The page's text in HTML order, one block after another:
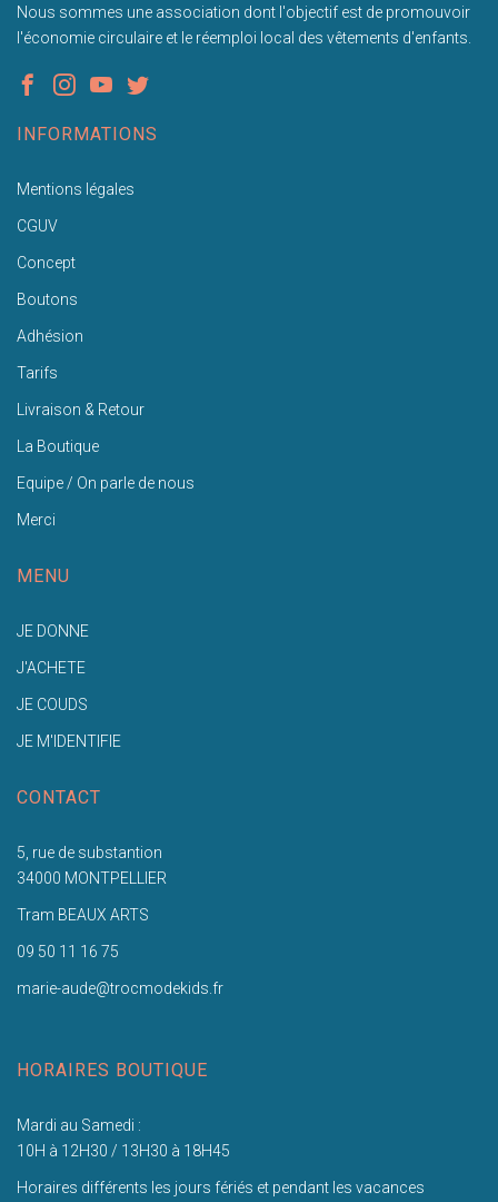
Nous sommes une association dont l'objectif est de promouvoir
l'économie circulaire et le réemploi local des vêtements d'enfants.
INFORMATIONS
Mentions légales
CGUV
Concept
Boutons
Adhésion
Tarifs
Livraison & Retour
La Boutique
Equipe / On parle de nous
Merci
MENU
JE DONNE
J'ACHETE
JE COUDS
JE M'IDENTIFIE
CONTACT
5, rue de substantion
34000 MONTPELLIER
Tram BEAUX ARTS
09 50 11 16 75
marie-aude@trocmodekids.fr
HORAIRES BOUTIQUE
Mardi au Samedi :
10H à 12H30 / 13H30 à 18H45
Horaires différents les jours fériés et pendant les vacances